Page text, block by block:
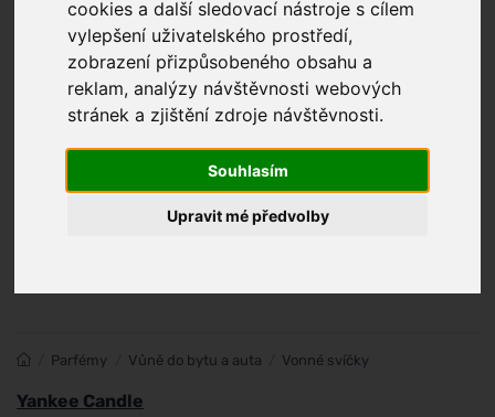
cookies a další sledovací nástroje s cílem
vylepšení uživatelského prostředí,
zobrazení přizpůsobeného obsahu a
reklam, analýzy návštěvnosti webových
stránek a zjištění zdroje návštěvnosti.
Souhlasím
Upravit mé předvolby
Parfémy Vůně do bytu a auta Vonné svíčky
Yankee Candle